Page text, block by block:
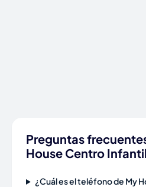
Preguntas
House Centro Infantil
¿Cuál es el teléfono de My